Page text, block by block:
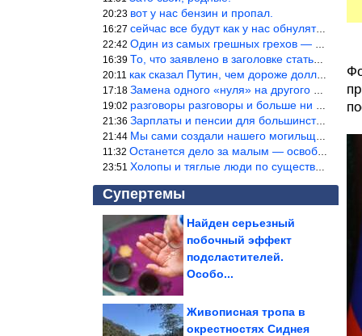
20:23 вот у нас бензин и пропал.
16:27 сейчас все будут как у нас обнуляться.
22:42 Один из самых грешных грехов — считать себя непогрешимым.
16:39 То, что заявлено в заголовке статьи противоречит утверждению &qu
20:11 как сказал Путин, чем дороже доллар тем дороже нефть продадим.
17:18 Замена одного «нуля» на другого «нуля» в рамках одной и той же с
19:02 разговоры разговоры и больше ни чего 9я часть балабола.
21:36 Зарплаты и пенсии для большинства населения в регионах нищенские
21:44 Мы сами создали нашего могильщика, это ИИ. Он нас и похоронит. М
11:32 Останется дело за малым — освободить планету Земля от глупого ви
23:51 Холопы и тяглые люди по существу одно и тоже. Буржуи и холопы сн
Супертемы
Как найти своего врача
операции. Без...
Найден серьезный
побочный эффект
подсластителей.
Особо...
Живописная тропа в
окрестностях Сиднея